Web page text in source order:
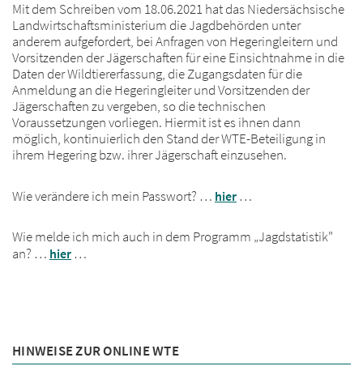
Mit dem Schreiben vom 18.06.2021 hat das Niedersächsische
Landwirtschaftsministerium die Jagdbehörden unter
anderem aufgefordert, bei Anfragen von Hegeringleitern und
Vorsitzenden der Jägerschaften für eine Einsichtnahme in die
Daten der Wildtiererfassung, die Zugangsdaten für die
Anmeldung an die Hegeringleiter und Vorsitzenden der
Jägerschaften zu vergeben, so die technischen
Voraussetzungen vorliegen. Hiermit ist es ihnen dann
möglich, kontinuierlich den Stand der WTE-Beteiligung in
ihrem Hegering bzw. ihrer Jägerschaft einzusehen.
Wie verändere ich mein Passwort? … hier …
Wie melde ich mich auch in dem Programm „Jagdstatistik"
an? … hier …
HINWEISE ZUR ONLINE WTE